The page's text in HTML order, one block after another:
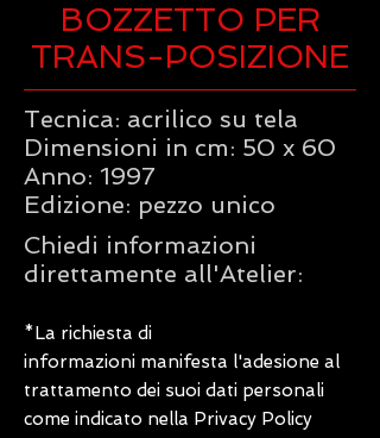
BOZZETTO PER
TRANS-POSIZIONE
Tecnica: acrilico su tela
Dimensioni in cm: 50 x 60
Anno: 1997
Edizione: pezzo unico
Chiedi informazioni
direttamente all'Atelier:
*La richiesta di
informazioni manifesta l'adesione al
trattamento dei suoi dati personali
come indicato nella Privacy Policy